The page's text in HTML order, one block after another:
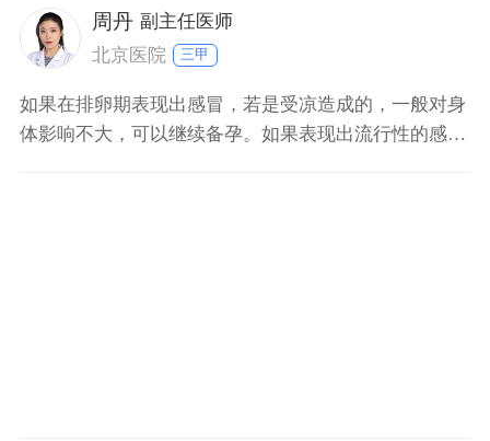
周丹 副主任医师
北京医院
三甲
如果在排卵期表现出感冒，若是受凉造成的，一般对身
体影响不大，可以继续备孕。如果表现出流行性的感